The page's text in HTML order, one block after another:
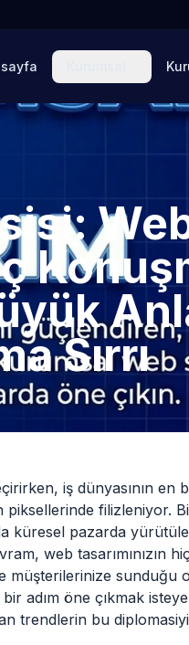
Sırrı
iş dünyasının en
piksellerinde filizleniyor.
küresel pazarda
web tasarımınızın
müşterilerinize
adım öne çıkmak
trendlerin bu